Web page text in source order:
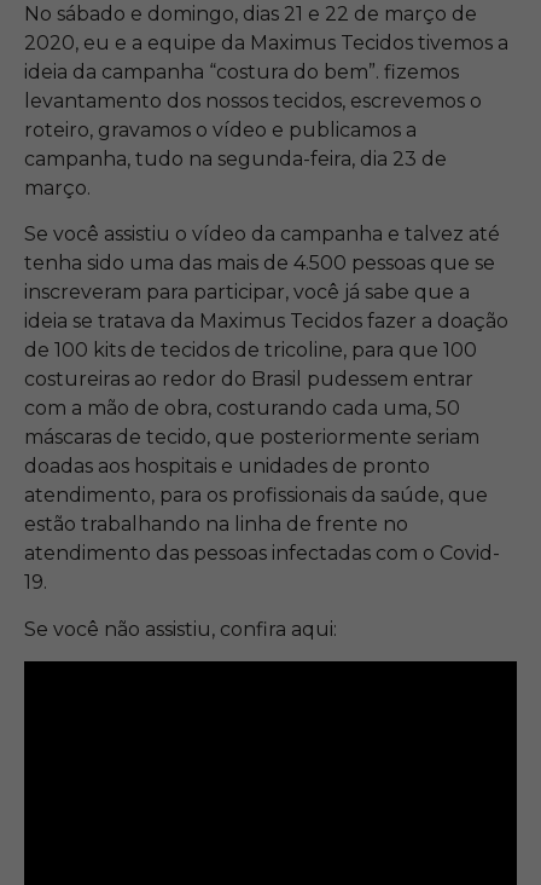
No sábado e domingo, dias 21 e 22 de março de
2020, eu e a equipe da Maximus Tecidos tivemos a
ideia da campanha “costura do bem”. fizemos
levantamento dos nossos tecidos, escrevemos o
roteiro, gravamos o vídeo e publicamos a
campanha, tudo na segunda-feira, dia 23 de
março.
Se você assistiu o vídeo da campanha e talvez até
tenha sido uma das mais de 4.500 pessoas que se
inscreveram para participar, você já sabe que a
ideia se tratava da Maximus Tecidos fazer a doação
de 100 kits de tecidos de tricoline, para que 100
costureiras ao redor do Brasil pudessem entrar
com a mão de obra, costurando cada uma, 50
máscaras de tecido, que posteriormente seriam
doadas aos hospitais e unidades de pronto
atendimento, para os profissionais da saúde, que
estão trabalhando na linha de frente no
atendimento das pessoas infectadas com o Covid-
19.
Se você não assistiu, confira aqui: